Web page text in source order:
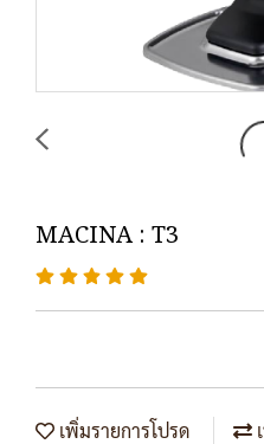
MACINA : T3
เพิ่มรายการโปรด